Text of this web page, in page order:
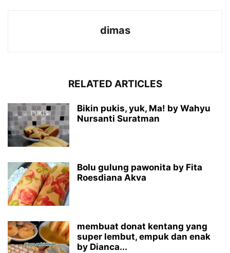
dimas
RELATED ARTICLES
Bikin pukis, yuk, Ma! by Wahyu
Nursanti Suratman
Bolu gulung pawonita by Fita
Roesdiana Akva
membuat donat kentang yang
super lembut, empuk dan enak
by Dianca...